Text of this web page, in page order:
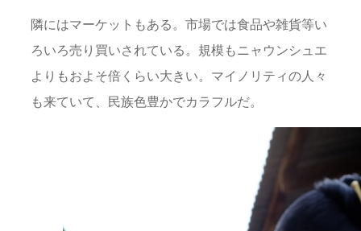
隣にはマーケットもある。市場では食品や雑貨等い
ろいろ売り買いされている。規模もニャウンシュエ
よりもおよそ倍くらい大きい。マイノリティの人々
も来ていて、民族色豊かでカラフルだ。